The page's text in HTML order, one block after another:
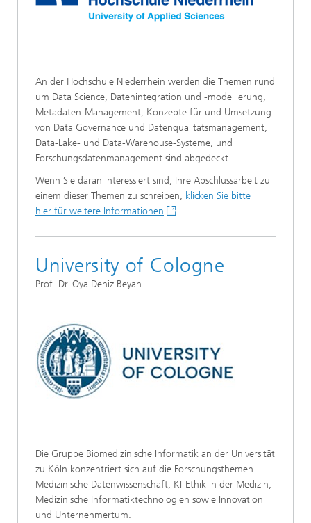
An der Hochschule Niederrhein werden die Themen rund
um Data Science, Datenintegration und -modellierung,
Metadaten-Management, Konzepte für und Umsetzung
von Data Governance und Datenqualitätsmanagement,
Data-Lake- und Data-Warehouse-Systeme, und
Forschungsdatenmanagement sind abgedeckt.
Wenn Sie daran interessiert sind, Ihre Abschlussarbeit zu
einem dieser Themen zu schreiben, klicken Sie bitte
hier für weitere Informationen
.
University of Cologne
Prof. Dr. Oya Deniz Beyan
Die Gruppe Biomedizinische Informatik an der Universität
zu Köln konzentriert sich auf die Forschungsthemen
Medizinische Datenwissenschaft, KI-Ethik in der Medizin,
Medizinische Informatiktechnologien sowie Innovation
und Unternehmertum.